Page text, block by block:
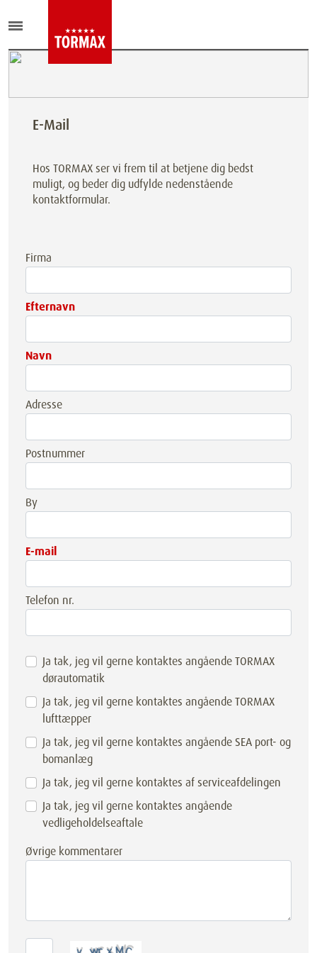
E-Mail
Hos TORMAX ser vi frem til at betjene dig bedst
muligt, og beder dig udfylde nedenstående
kontaktformular.
Firma
Efternavn
Navn
Adresse
Postnummer
By
E-mail
Telefon nr.
Ja tak, jeg vil gerne kontaktes angående TORMAX
dørautomatik
Ja tak, jeg vil gerne kontaktes angående TORMAX
lufttæpper
Ja tak, jeg vil gerne kontaktes angående SEA port- og
bomanlæg
Ja tak, jeg vil gerne kontaktes af serviceafdelingen
Ja tak, jeg vil gerne kontaktes angående
vedligeholdelseaftale
Øvrige kommentarer